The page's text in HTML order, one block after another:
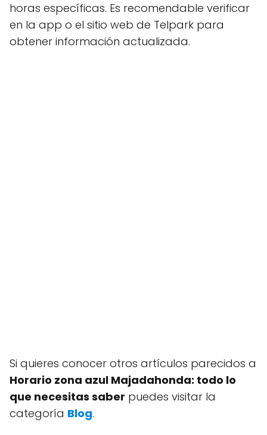
horas específicas. Es recomendable verificar
en la app o el sitio web de Telpark para
obtener información actualizada.
Si quieres conocer otros artículos parecidos a
Horario zona azul Majadahonda: todo lo
que necesitas saber puedes visitar la
categoría Blog.